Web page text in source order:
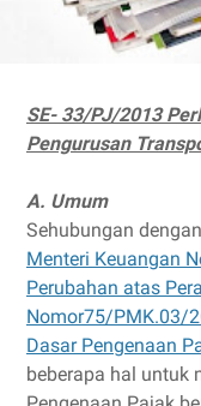
SE- 33/PJ/2013
Pengurusan
A. Umum
Sehubungan
Menteri Keuangan
Perubahan atas
Nomor75/PMK.03/
Dasar Pengenaan
beberapa hal untuk